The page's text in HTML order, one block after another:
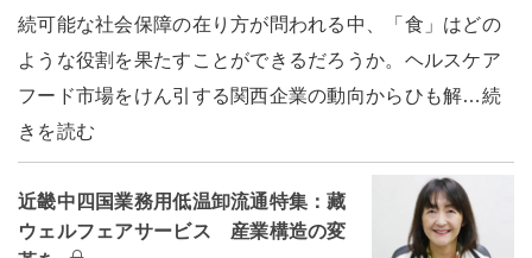
続可能な社会保障の在り方が問われる中、「食」はどの
ような役割を果たすことができるだろうか。ヘルスケア
フード市場をけん引する関西企業の動向からひも解…続
きを読む
近畿中四国業務用低温卸流通特集：藏
ウェルフェアサービス 産業構造の変